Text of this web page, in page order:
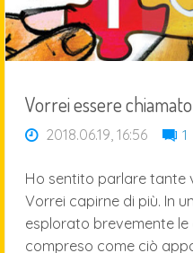
Vorrei essere
2018.06.19, 16:56 1
Ho sentito parlare tante
Vorrei capirne di più. In
esplorato brevemente le
compreso come ciò